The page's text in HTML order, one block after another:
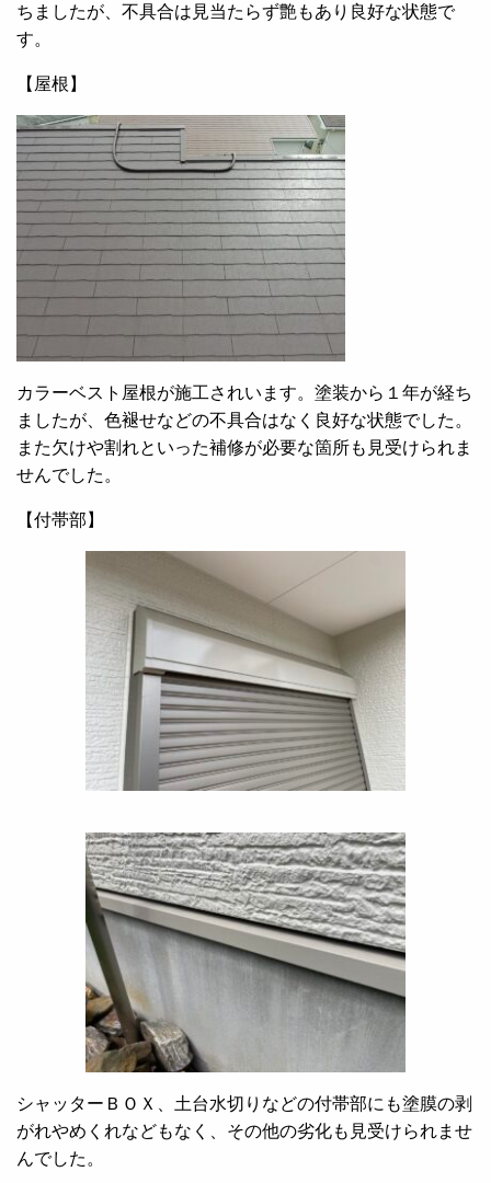
ちましたが、不具合は見当たらず艶もあり良好な状態で
す。
【屋根】
カラーベスト屋根が施工されいます。塗装から１年が経ち
ましたが、色褪せなどの不具合はなく良好な状態でした。
また欠けや割れといった補修が必要な箇所も見受けられま
せんでした。
【付帯部】
シャッターＢＯＸ、土台水切りなどの付帯部にも塗膜の剥
がれやめくれなどもなく、その他の劣化も見受けられませ
んでした。